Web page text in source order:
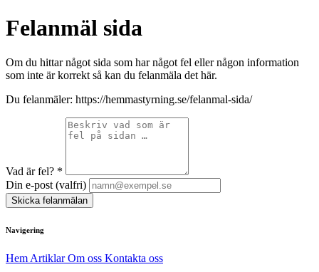
Felanmäl sida
Om du hittar något sida som har något fel eller någon information
som inte är korrekt så kan du felanmäla det här.
Du felanmäler: https://hemmastyrning.se/felanmal-sida/
Vad är fel? *
Din e-post (valfri)
Skicka felanmälan
Navigering
Hem ArtiklarOm oss Kontakta oss